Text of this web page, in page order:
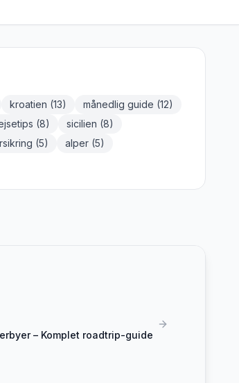
kroatien (13) månedlig guide (12)
(8) sicilien (8)
(5) alper (5)
– Komplet roadtrip-guide